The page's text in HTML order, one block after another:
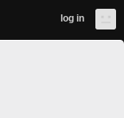
log in